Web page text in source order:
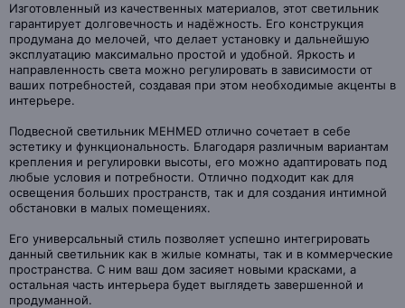
Изготовленный из качественных материалов, этот светильник
гарантирует долговечность и надёжность. Его конструкция
продумана до мелочей, что делает установку и дальнейшую
эксплуатацию максимально простой и удобной. Яркость и
направленность света можно регулировать в зависимости от
ваших потребностей, создавая при этом необходимые акценты в
интерьере.
Подвесной светильник MEHMED отлично сочетает в себе
эстетику и функциональность. Благодаря различным вариантам
крепления и регулировки высоты, его можно адаптировать под
любые условия и потребности. Отлично подходит как для
освещения больших пространств, так и для создания интимной
обстановки в малых помещениях.
Его универсальный стиль позволяет успешно интегрировать
данный светильник как в жилые комнаты, так и в коммерческие
пространства. С ним ваш дом засияет новыми красками, а
остальная часть интерьера будет выглядеть завершенной и
продуманной.